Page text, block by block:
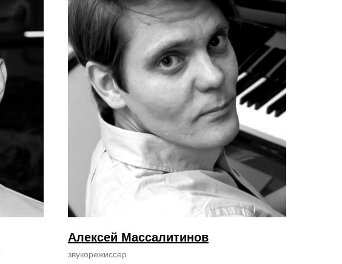
Алексей Массалитинов
звукорежиссер